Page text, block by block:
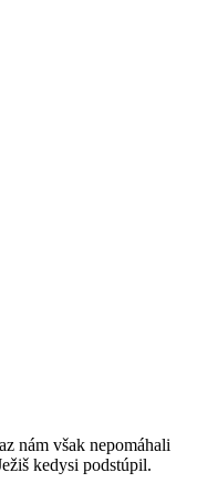
nám však nepomáhali
kedysi podstúpil.